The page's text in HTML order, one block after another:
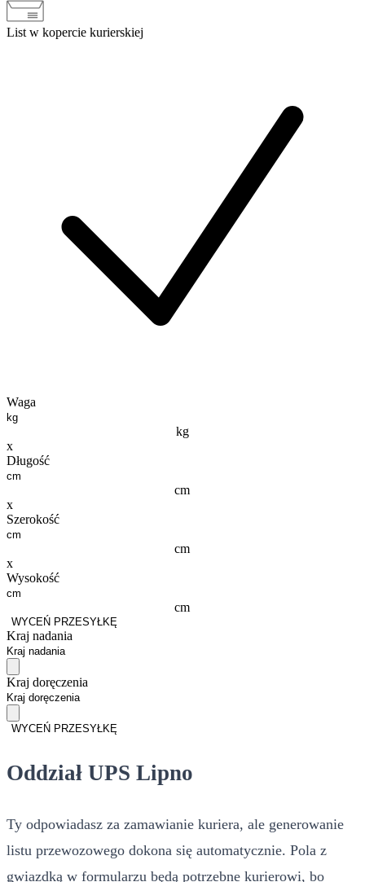
List w kopercie kurierskiej
Waga
kg
x
Długość
cm
x
Szerokość
cm
x
Wysokość
cm
WYCEŃ PRZESYŁKĘ
Kraj nadania
Kraj doręczenia
WYCEŃ PRZESYŁKĘ
Oddział UPS Lipno
Ty odpowiadasz za zamawianie kuriera, ale generowanie
listu przewozowego dokona się automatycznie. Pola z
gwiazdką w formularzu będą potrzebne kurierowi, bo